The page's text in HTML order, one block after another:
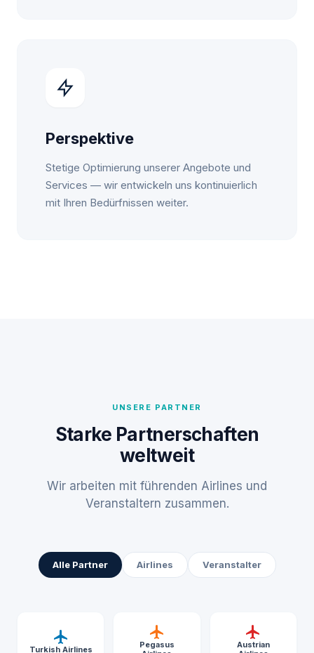
Perspektive
Stetige Optimierung unserer Angebote und
Services — wir entwickeln uns kontinuierlich
mit Ihren Bedürfnissen weiter.
UNSERE PARTNER
Starke Partnerschaften
weltweit
Wir arbeiten mit führenden Airlines und
Veranstaltern zusammen.
Alle Partner Airlines Veranstalter
Turkish Airlines
Pegasus
Austrian